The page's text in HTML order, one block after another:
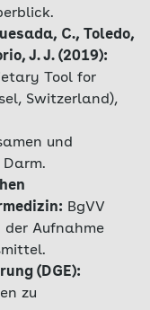
C., Toledo,
J. J. (2019):
Tool for
Switzerland),
und
BgVV
der Aufnahme
(DGE):
zu